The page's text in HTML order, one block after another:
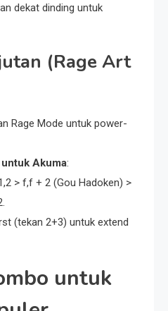
dekat dinding untuk
(Rage Art
Rage Mode untuk power-
Akuma:
> f,f + 2 (Gou Hadoken) >
(tekan 2+3) untuk extend
untuk